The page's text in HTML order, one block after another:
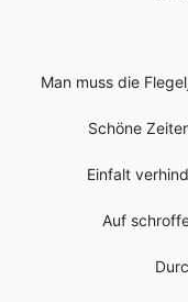
Man muss die
Schöne
Einfalt
Auf